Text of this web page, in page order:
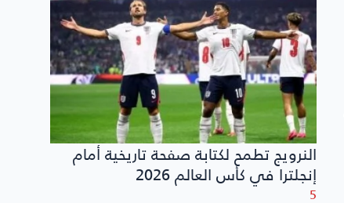
النرويج تطمح لكتابة صفحة تاريخية أمام
إنجلترا في كأس العالم 2026
5